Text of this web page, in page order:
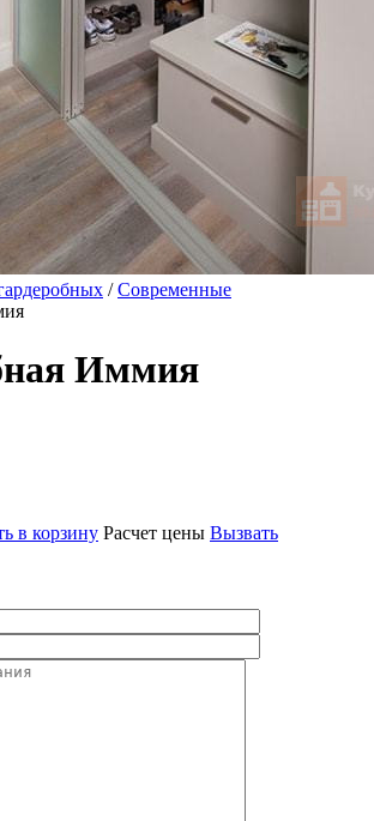
/Современные
Иммия
в корзину Расчет цены Вызвать